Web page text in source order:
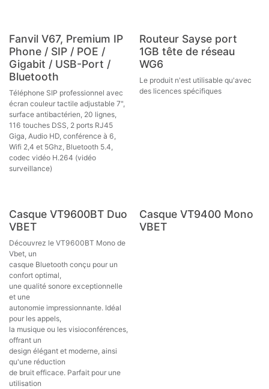
Fanvil V67, Premium IP
Phone / SIP / POE /
Gigabit / USB-Port /
Bluetooth
Téléphone SIP professionnel avec
écran couleur tactile adjustable 7",
surface antibactérien, 20 lignes,
116 touches DSS, 2 ports RJ45
Giga, Audio HD, conférence à 6,
Wifi 2,4 et 5Ghz, Bluetooth 5.4,
codec vidéo H.264 (vidéo
surveillance)
Nouveau !
Routeur Sayse port
1GB tête de réseau
WG6
Le produit n'est utilisable qu'avec
des licences spécifiques
Nouveau !
Casque VT9600BT Duo
VBET
Découvrez le VT9600BT Mono de
Vbet, un
casque Bluetooth conçu pour un
confort optimal,
une qualité sonore exceptionnelle
et une
autonomie impressionnante. Idéal
pour les appels,
la musique ou les visioconférences,
offrant un
design élégant et moderne, ainsi
qu'une réduction
de bruit efficace. Parfait pour une
utilisation
Nouveau !
Casque VT9400 Mono
VBET